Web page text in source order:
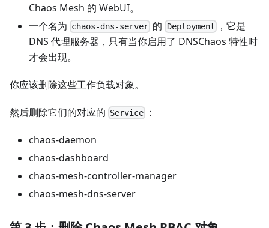
Chaos Mesh 的 WebUI。
一个名为 chaos-dns-server 的 Deployment ，它是
DNS 代理服务器，只有当你启用了 DNSChaos 特性时
才会出现。
你应该删除这些工作负载对象。
然后删除它们的对应的 Service ：
chaos-daemon
chaos-dashboard
chaos-mesh-controller-manager
chaos-mesh-dns-server